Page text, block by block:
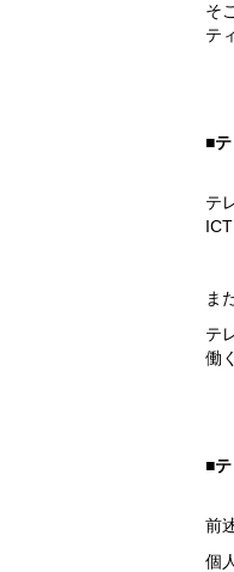
そ
テ
■
テ
ま
テ
働
■
前
個